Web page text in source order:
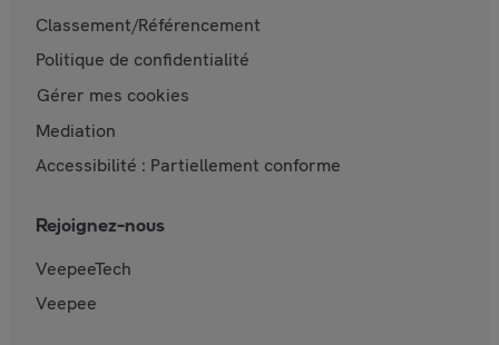
Classement/Référencement
Politique de confidentialité
Gérer mes cookies
Mediation
Accessibilité : Partiellement conforme
Rejoignez-nous
VeepeeTech
Veepee